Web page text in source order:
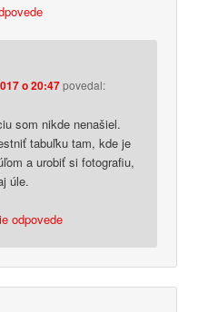
o 20:47povedal:
som nikde nenašiel.
tabuľku tam, kde je
a urobiť si fotografiu,
úle.
odpovede